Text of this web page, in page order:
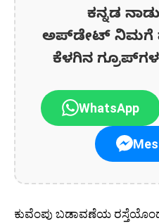
ಕನ್ನಡ
ಅಪ್‌ಡೇಟ್‌ ನಿಮಗೆ
ಕೆಳಗಿನ
WhatsApp
ಕುವೆಂಪು ಬಡಾವಣೆಯ